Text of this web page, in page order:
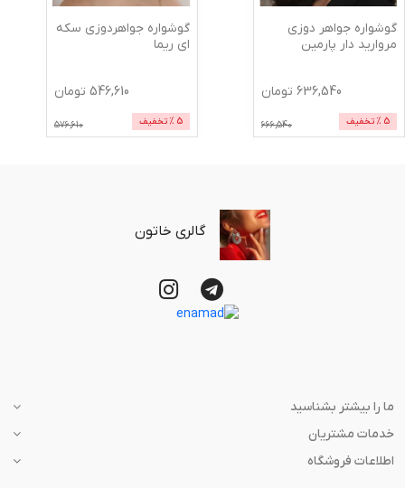
گوشواره جواهر دوزی
مروارید دار پارمین
636,540 تومان
5 % تخفیف 666,540
گوشواره جواهردوزی سکه
ای ریما
546,610 تومان
5 % تخفیف 576,610
گالری خاتون
ما را بیشتر بشناسید
خدمات مشتریان
اطلاعات فروشگاه